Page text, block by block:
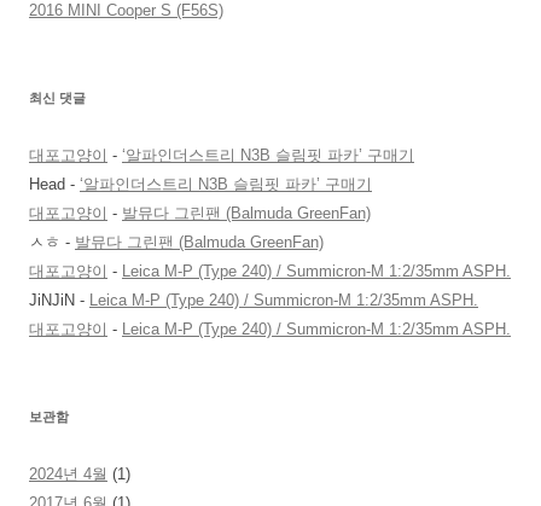
2016 MINI Cooper S (F56S)
최신 댓글
대포고양이 - ‘알파인더스트리 N3B 슬림핏 파카’ 구매기
Head - ‘알파인더스트리 N3B 슬림핏 파카’ 구매기
대포고양이 - 발뮤다 그린팬 (Balmuda GreenFan)
ㅅㅎ - 발뮤다 그린팬 (Balmuda GreenFan)
대포고양이 - Leica M-P (Type 240) / Summicron-M 1:2/35mm ASPH.
JiNJiN - Leica M-P (Type 240) / Summicron-M 1:2/35mm ASPH.
대포고양이 - Leica M-P (Type 240) / Summicron-M 1:2/35mm ASPH.
보관함
2024년 4월 (1)